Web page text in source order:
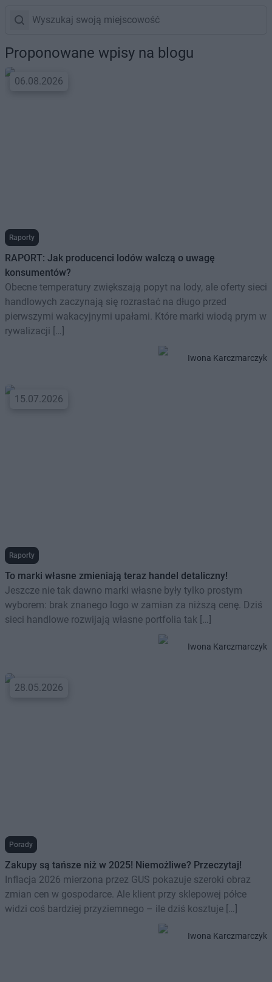
Proponowane wpisy na blogu
06.08.2026
Raporty
RAPORT: Jak producenci lodów walczą o uwagę
konsumentów?
Obecne temperatury zwiększają popyt na lody, ale oferty sieci
handlowych zaczynają się rozrastać na długo przed
pierwszymi wakacyjnymi upałami. Które marki wiodą prym w
rywalizacji […]
Iwona Karczmarczyk
15.07.2026
Raporty
To marki własne zmieniają teraz handel detaliczny!
Jeszcze nie tak dawno marki własne były tylko prostym
wyborem: brak znanego logo w zamian za niższą cenę. Dziś
sieci handlowe rozwijają własne portfolia tak […]
Iwona Karczmarczyk
28.05.2026
Porady
Zakupy są tańsze niż w 2025! Niemożliwe? Przeczytaj!
Inflacja 2026 mierzona przez GUS pokazuje szeroki obraz
zmian cen w gospodarce. Ale klient przy sklepowej półce
widzi coś bardziej przyziemnego – ile dziś kosztuje […]
Iwona Karczmarczyk